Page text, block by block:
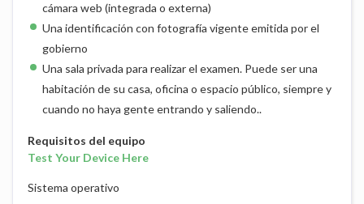
cámara web (integrada o externa)
Una identificación con fotografía vigente emitida por el
gobierno
Una sala privada para realizar el examen. Puede ser una
habitación de su casa, oficina o espacio público, siempre y
cuando no haya gente entrando y saliendo..
Requisitos del equipo
Test Your Device Here
Sistema operativo